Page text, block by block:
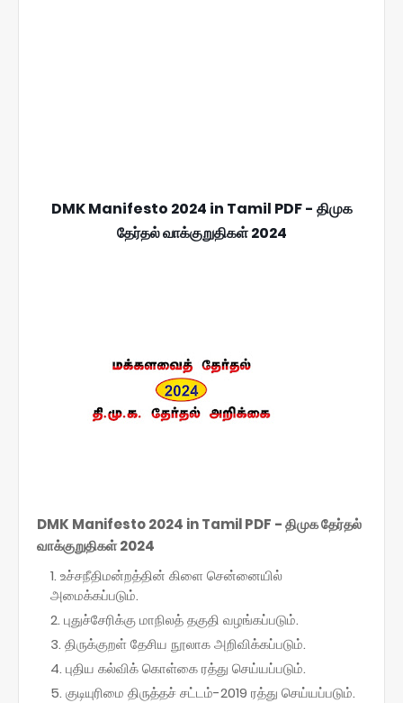
DMK Manifesto 2024 in Tamil PDF - திமுக
தேர்தல் வாக்குறுதிகள் 2024
DMK Manifesto 2024 in Tamil PDF - திமுக தேர்தல்
வாக்குறுதிகள் 2024
உச்சநீதிமன்றத்தின் கிளை சென்னையில்
அமைக்கப்படும்.
புதுச்சேரிக்கு மாநிலத் தகுதி வழங்கப்படும்.
திருக்குறள் தேசிய நூலாக அறிவிக்கப்படும்.
புதிய கல்விக் கொள்கை ரத்து செய்யப்படும்.
குடியுரிமை திருத்தச் சட்டம்-2019 ரத்து செய்யப்படும்.